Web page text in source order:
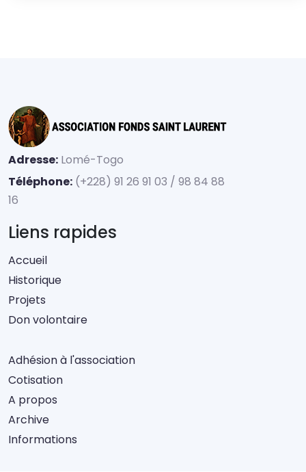
Adresse: Lomé-Togo
Téléphone: (+228) 91 26 91 03 / 98 84 88
16
Liens rapides
Accueil
Historique
Projets
Don volontaire
Adhésion à l'association
Cotisation
A propos
Archive
Informations